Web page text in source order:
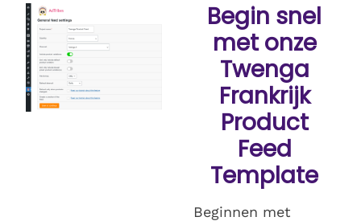
Begin snel
met onze
Twenga
Frankrijk
Product
Feed
Template
Beginnen met